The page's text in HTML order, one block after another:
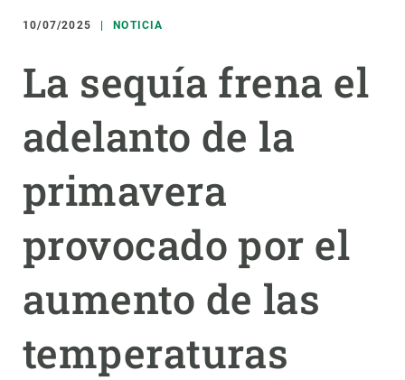
navegación
10/07/2025 NOTICIA
La sequía frena el
adelanto de la
primavera
provocado por el
aumento de las
temperaturas
Responsive
menu
INVESTIGACIÓN
CIENCIA EN ACCIÓN
PARTICIPA
NOTICIAS Y AGENDA